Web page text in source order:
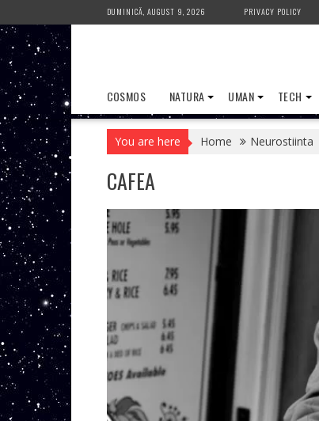
to
content
DUMINICĂ, AUGUST 9, 2026 PRIVACY POLICY
COSMOS NATURA UMAN TECH
You are here Home Neurostiinta
CAFEA